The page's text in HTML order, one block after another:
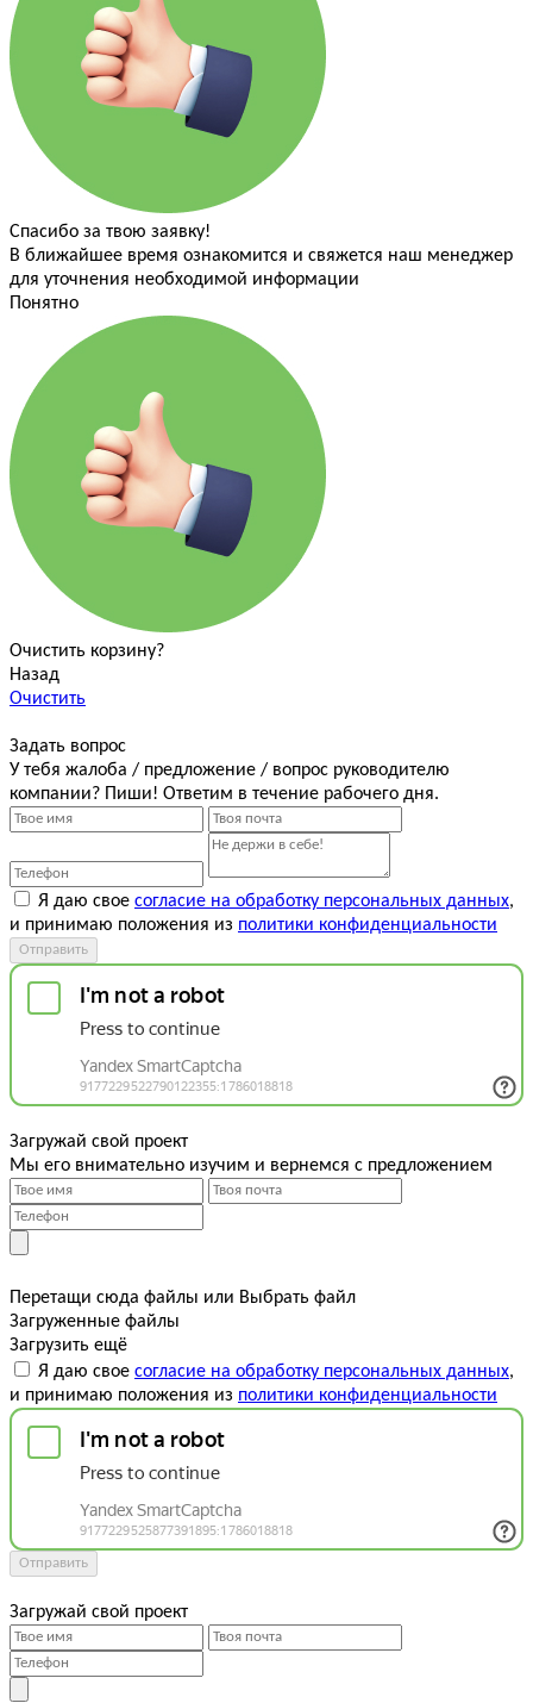
Спасибо за твою заявку!
В ближайшее время ознакомится и свяжется наш менеджер
для уточнения необходимой информации
Понятно
Очистить корзину?
Назад
Очистить
Задать вопрос
У тебя жалоба / предложение / вопрос руководителю
компании? Пиши! Ответим в течение рабочего дня.
Я даю свое согласие на обработку персональных данных,
и принимаю положения из политики конфиденциальности
Отправить
Загружай свой проект
Мы его внимательно изучим и вернемся с предложением
Перетащи сюда файлы или Выбрать файл
Загруженные файлы
Загрузить ещё
Я даю свое согласие на обработку персональных данных,
и принимаю положения из политики конфиденциальности
Отправить
Загружай свой проект